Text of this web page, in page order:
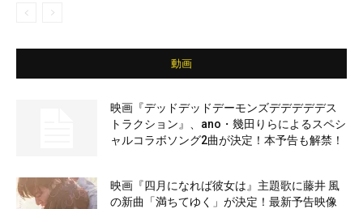
動画
映画『デッドデッドデーモンズデデデデデス
トラクション』、ano・幾田りらによるスペシ
ャルコラボソング2曲が決定！本予告も解禁！
映画『四月になれば彼女は』主題歌に藤井 風
の新曲「満ちてゆく」が決定！最新予告映像